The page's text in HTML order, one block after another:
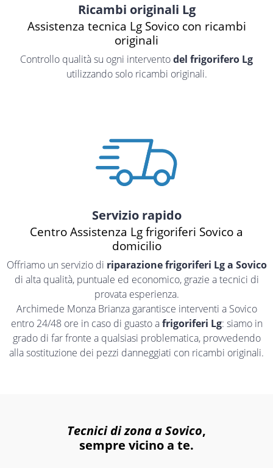
Ricambi originali Lg
Assistenza tecnica Lg Sovico con ricambi
originali
Controllo qualità su ogni interventodel frigorifero Lg
utilizzando solo ricambi originali.
Servizio rapido
Centro Assistenza Lg frigoriferi Sovico a
domicilio
Offriamo un servizio di riparazione frigoriferi Lg a Sovico
di alta qualità, puntuale ed economico, grazie a tecnici di
provata esperienza.
Archimede Monza Brianza garantisce interventi a Sovico
entro 24/48 ore in caso di guasto afrigoriferi Lg: siamo in
grado di far fronte a qualsiasi problematica, provvedendo
alla sostituzione dei pezzi danneggiati con ricambi originali.
Tecnici di zona a Sovico,
sempre vicino a te.